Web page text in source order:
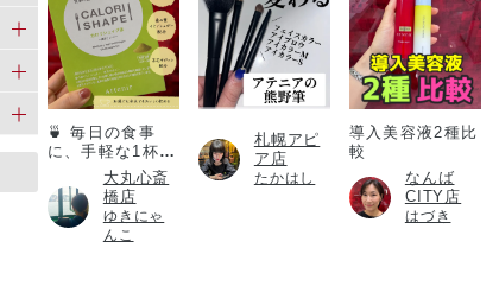
🍵 毎日の食事
に、手軽な1杯
大丸心斎
橋店
ゆきにゃ
んこ
札幌アピ
ア店
たかはし
導入美容液2種比
較
なんば
CITY店
はづき